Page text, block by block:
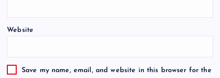
Website
Save my name, email, and website in this browser for the